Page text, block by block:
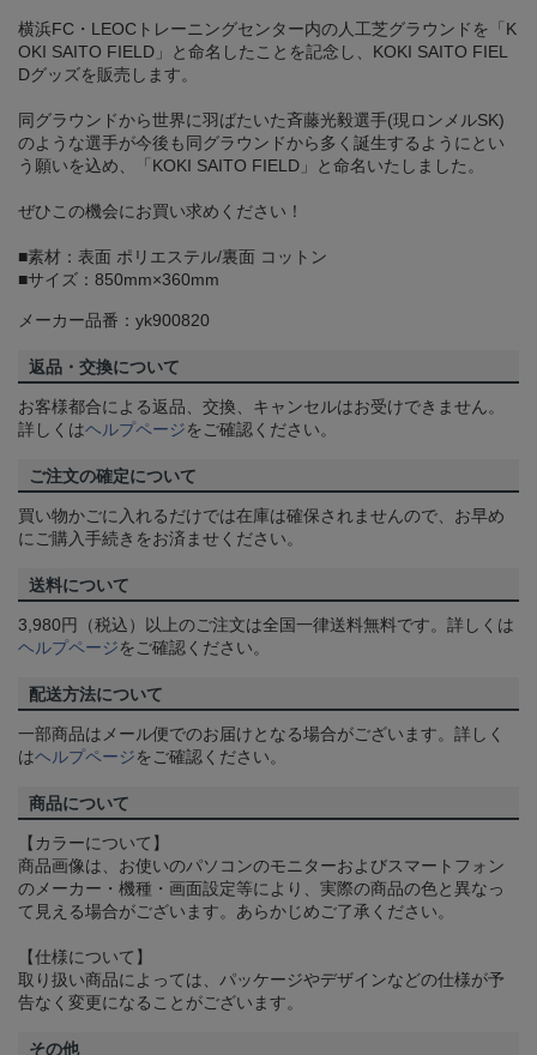
横浜FC・LEOCトレーニングセンター内の人工芝グラウンドを「K
OKI SAITO FIELD」と命名したことを記念し、KOKI SAITO FIEL
Dグッズを販売します。
同グラウンドから世界に羽ばたいた斉藤光毅選手(現ロンメルSK)
のような選手が今後も同グラウンドから多く誕生するようにとい
う願いを込め、「KOKI SAITO FIELD」と命名いたしました。
ぜひこの機会にお買い求めください！
■素材：表面 ポリエステル/裏面 コットン
■サイズ：850mm×360mm
メーカー品番：yk900820
返品・交換について
お客様都合による返品、交換、キャンセルはお受けできません。
詳しくはヘルプページをご確認ください。
ご注文の確定について
買い物かごに入れるだけでは在庫は確保されませんので、お早め
にご購入手続きをお済ませください。
送料について
3,980円（税込）以上のご注文は全国一律送料無料です。詳しくは
ヘルプページをご確認ください。
配送方法について
一部商品はメール便でのお届けとなる場合がございます。詳しく
はヘルプページをご確認ください。
商品について
【カラーについて】
商品画像は、お使いのパソコンのモニターおよびスマートフォン
のメーカー・機種・画面設定等により、実際の商品の色と異なっ
て見える場合がございます。あらかじめご了承ください。
【仕様について】
取り扱い商品によっては、パッケージやデザインなどの仕様が予
告なく変更になることがございます。
その他